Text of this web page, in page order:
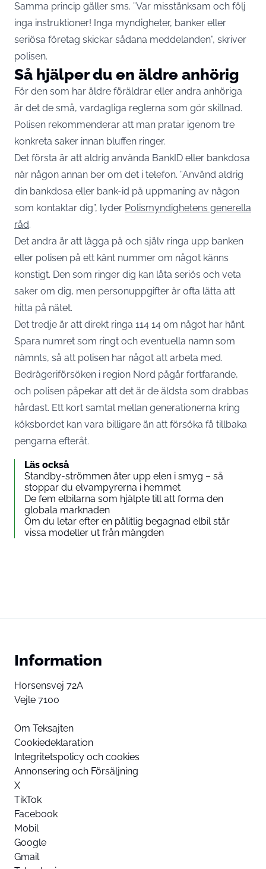
Samma princip gäller sms. ”Var misstänksam och följ
inga instruktioner! Inga myndigheter, banker eller
seriösa företag skickar sådana meddelanden”, skriver
polisen.
Så hjälper du en äldre anhörig
För den som har äldre föräldrar eller andra anhöriga
är det de små, vardagliga reglerna som gör skillnad.
Polisen rekommenderar att man pratar igenom tre
konkreta saker innan bluffen ringer.
Det första är att aldrig använda BankID eller bankdosa
när någon annan ber om det i telefon. ”Använd aldrig
din bankdosa eller bank-id på uppmaning av någon
som kontaktar dig”, lyder Polismyndighetens generella
råd.
Det andra är att lägga på och själv ringa upp banken
eller polisen på ett känt nummer om något känns
konstigt. Den som ringer dig kan låta seriös och veta
saker om dig, men personuppgifter är ofta lätta att
hitta på nätet.
Det tredje är att direkt ringa 114 14 om något har hänt.
Spara numret som ringt och eventuella namn som
nämnts, så att polisen har något att arbeta med.
Bedrägeriförsöken i region Nord pågår fortfarande,
och polisen påpekar att det är de äldsta som drabbas
hårdast. Ett kort samtal mellan generationerna kring
köksbordet kan vara billigare än att försöka få tillbaka
pengarna efteråt.
Läs också
Standby-strömmen äter upp elen i smyg – så
stoppar du elvampyrerna i hemmet
De fem elbilarna som hjälpte till att forma den
globala marknaden
Om du letar efter en pålitlig begagnad elbil står
vissa modeller ut från mängden
Information
Horsensvej 72A
Vejle 7100
Om Teksajten
Cookiedeklaration
Integritetspolicy och cookies
Annonsering och Försäljning
X
TikTok
Facebook
Mobil
Google
Gmail